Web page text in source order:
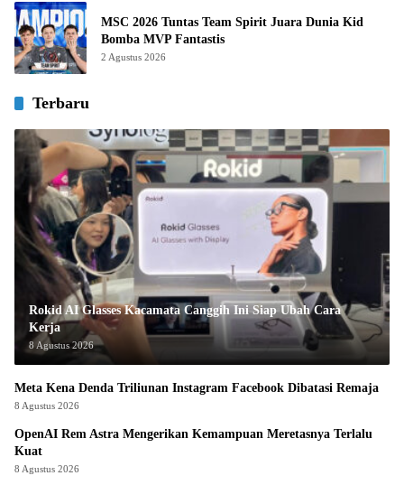
MSC 2026 Tuntas Team Spirit Juara Dunia Kid
Bomba MVP Fantastis
2 Agustus 2026
Terbaru
Rokid AI Glasses Kacamata Canggih Ini Siap Ubah Cara
Kerja
8 Agustus 2026
Meta Kena Denda Triliunan Instagram Facebook Dibatasi Remaja
8 Agustus 2026
OpenAI Rem Astra Mengerikan Kemampuan Meretasnya Terlalu
Kuat
8 Agustus 2026